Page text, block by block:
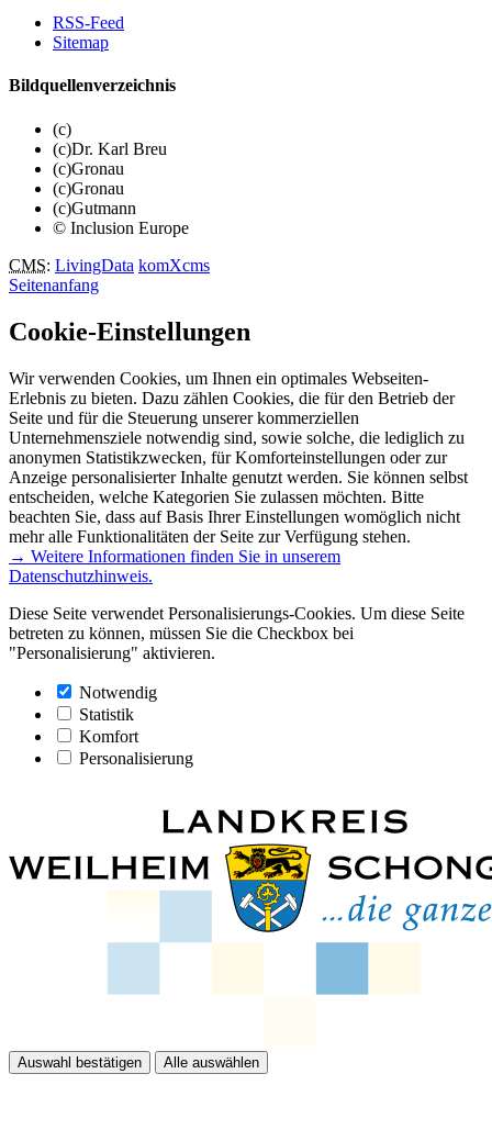
RSS-Feed
Sitemap
Bildquellenverzeichnis
(c)
(c)Dr. Karl Breu
(c)Gronau
(c)Gronau
(c)Gutmann
© Inclusion Europe
CMS: LivingData komXcms
Seitenanfang
Cookie-Einstellungen
Wir verwenden Cookies, um Ihnen ein optimales Webseiten-
Erlebnis zu bieten. Dazu zählen Cookies, die für den Betrieb der
Seite und für die Steuerung unserer kommerziellen
Unternehmensziele notwendig sind, sowie solche, die lediglich zu
anonymen Statistikzwecken, für Komforteinstellungen oder zur
Anzeige personalisierter Inhalte genutzt werden. Sie können selbst
entscheiden, welche Kategorien Sie zulassen möchten. Bitte
beachten Sie, dass auf Basis Ihrer Einstellungen womöglich nicht
mehr alle Funktionalitäten der Seite zur Verfügung stehen.
→ Weitere Informationen finden Sie in unserem
Datenschutzhinweis.
Diese Seite verwendet Personalisierungs-Cookies. Um diese Seite
betreten zu können, müssen Sie die Checkbox bei
"Personalisierung" aktivieren.
Notwendig
Statistik
Komfort
Personalisierung
Auswahl bestätigen Alle auswählen